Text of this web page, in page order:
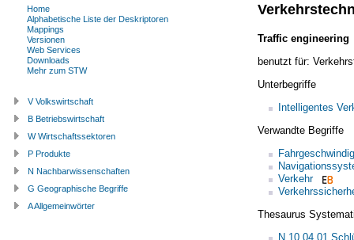
Traffic engineering
benutzt für:
Unterbegriffe
Intelligentes
Verwandte Begriffe
Verkehr
Thesaurus
N.10.04.01
Home
Alphabetische Liste der Deskriptoren
Mappings
Versionen
Web Services
Downloads
Mehr zum STW
V Volkswirtschaft
B Betriebswirtschaft
W Wirtschaftssektoren
P Produkte
N Nachbarwissenschaften
G Geographische Begriffe
A Allgemeinwörter